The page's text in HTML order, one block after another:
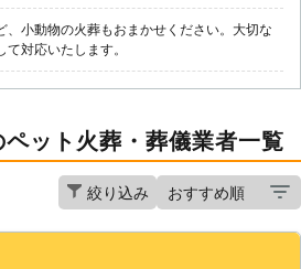
、小動物の火葬もおまかせください。大切な
対応いたします。
ット火葬・葬儀業者一覧
絞り込み